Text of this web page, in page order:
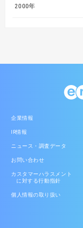
2000年
企業情報
IR情報
ニュース・調査データ
お問い合わせ
カスタマーハラスメント
に対する行動指針
個人情報の取り扱い